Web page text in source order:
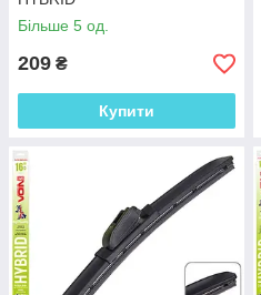
Більше 5 од.
209 ₴
Купити